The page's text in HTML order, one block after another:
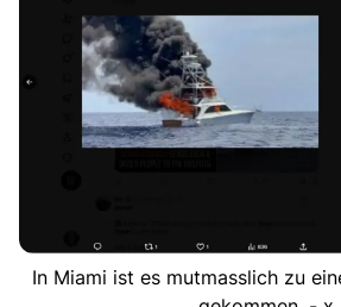
In Miami ist es mutmasslich zu